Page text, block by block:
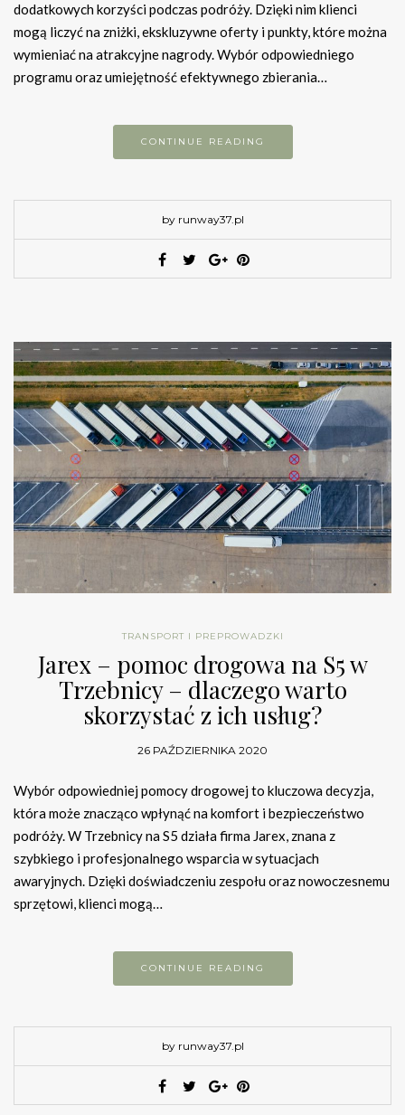
dodatkowych korzyści podczas podróży. Dzięki nim klienci
mogą liczyć na zniżki, ekskluzywne oferty i punkty, które można
wymieniać na atrakcyjne nagrody. Wybór odpowiedniego
programu oraz umiejętność efektywnego zbierania…
CONTINUE READING
by runway37.pl
TRANSPORT I PREPROWADZKI
Jarex – pomoc drogowa na S5 w
Trzebnicy – dlaczego warto
skorzystać z ich usług?
26 PAŹDZIERNIKA 2020
Wybór odpowiedniej pomocy drogowej to kluczowa decyzja,
która może znacząco wpłynąć na komfort i bezpieczeństwo
podróży. W Trzebnicy na S5 działa firma Jarex, znana z
szybkiego i profesjonalnego wsparcia w sytuacjach
awaryjnych. Dzięki doświadczeniu zespołu oraz nowoczesnemu
sprzętowi, klienci mogą…
CONTINUE READING
by runway37.pl